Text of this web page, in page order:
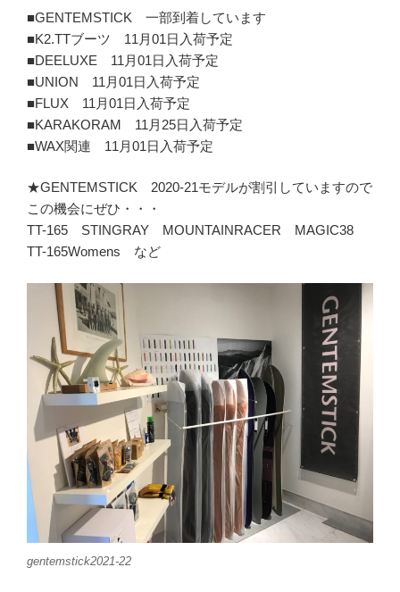
■GENTEMSTICK 一部到着しています
■K2.TTブーツ 11月01日入荷予定
■DEELUXE 11月01日入荷予定
■UNION 11月01日入荷予定
■FLUX 11月01日入荷予定
■KARAKORAM 11月25日入荷予定
■WAX関連 11月01日入荷予定
★GENTEMSTICK 2020-21モデルが割引していますので
この機会にぜひ・・・
TT-165 STINGRAY MOUNTAINRACER MAGIC38
TT-165Womens など
gentemstick2021-22